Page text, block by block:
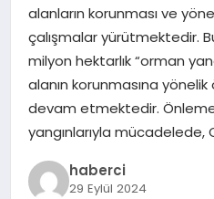
SIYASET
SPOR
TEKNOLOJI
YAŞAM
alanların korunması ve
çalışmalar yürütmektedir.
milyon hektarlık “orman
alanın korunmasına
devam etmektedir. Önleme
yangınlarıyla mücadelede,
haberci
29 Eylül 2024